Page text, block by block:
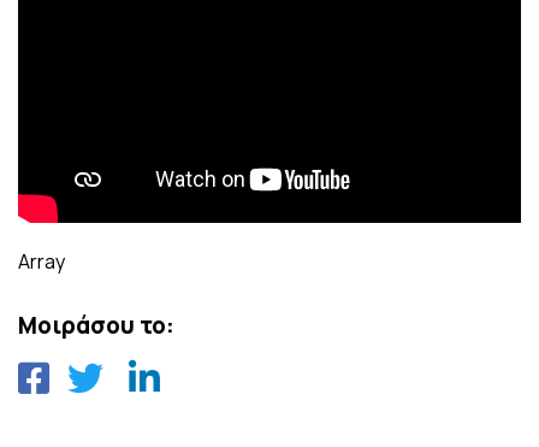
Array
Μοιράσου το: